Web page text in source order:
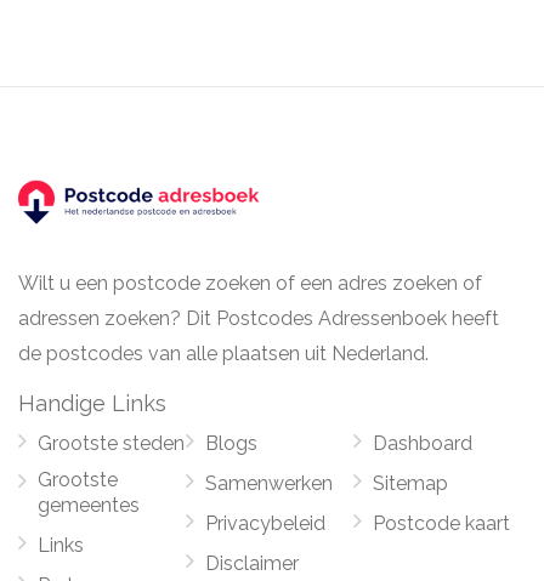
Wilt u een postcode zoeken of een adres zoeken of
adressen zoeken? Dit Postcodes Adressenboek heeft
de postcodes van alle plaatsen uit Nederland.
Handige Links
Grootste steden
Grootste
gemeentes
Links
Blogs
Samenwerken
Privacybeleid
Disclaimer
Dashboard
Sitemap
Postcode kaart